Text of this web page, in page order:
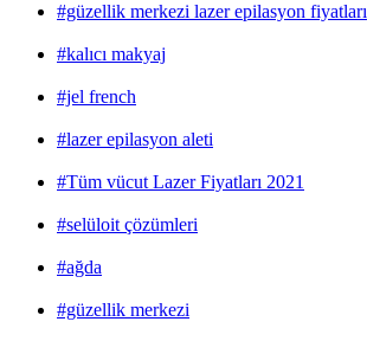
#güzellik merkezi lazer epilasyon fiyatları
#kalıcı makyaj
#jel french
#lazer epilasyon aleti
#Tüm vücut Lazer Fiyatları 2021
#selüloit çözümleri
#ağda
#güzellik merkezi